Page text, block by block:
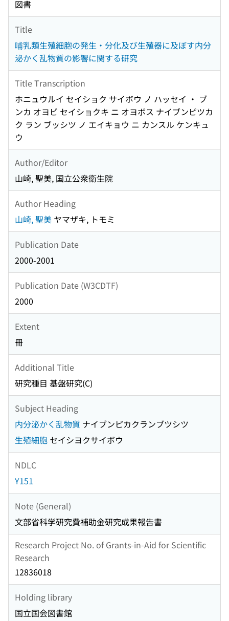
図書
Title
哺乳類生殖細胞の発生・分化及び生殖器に及ぼす内分
泌かく乱物質の影響に関する研究
Title Transcription
ホニュウルイ セイショク サイボウ ノ ハッセイ ・ ブ
ンカ オヨビ セイショクキ ニ オヨボス ナイブンピツカ
ク ラン ブッシツ ノ エイキョウ ニ カンスル ケンキュ
ウ
Author/Editor
山崎, 聖美, 国立公衆衛生院
Author Heading
山崎, 聖美 ヤマザキ, トモミ
Publication Date
2000-2001
Publication Date (W3CDTF)
2000
Extent
冊
Additional Title
研究種目 基盤研究(C)
Subject Heading
内分泌かく乱物質 ナイブンピカクランブツシツ
生殖細胞 セイシヨクサイボウ
NDLC
Y151
Note (General)
文部省科学研究費補助金研究成果報告書
Research Project No. of Grants-in-Aid for Scientific
Research
12836018
Holding library
国立国会図書館